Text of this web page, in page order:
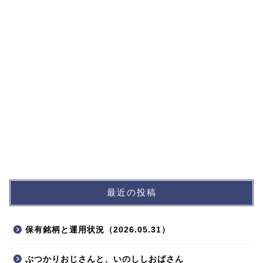
最近の投稿
保有銘柄と運用状況（2026.05.31）
ぶつかりおじさんと、いのししおばさん
ポートフォリオ